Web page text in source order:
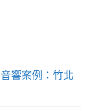
響案例：竹北